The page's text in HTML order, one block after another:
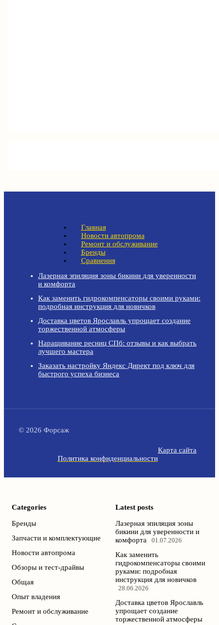
Главная
Новости автопрома
Ремонт и обслуживание
Бренды
Сравнения
Лазерная эпиляция зоны бикини для уверенности
и комфорта
Как заменить гидрокомпенсаторы своими руками:
подробная инструкция для новичков
Доставка цветов Ярославль упрощает создание
торжественной атмосферы
Наращивание ресниц СПб: отзывы и как выбрать
лучшего мастера
Заказать настройку Яндекс Директ под ключ для
быстрого успеха бизнеса
© 2026 Форсаж
Карта сайта
Политика конфиденциальности
Categories
Бренды
Запчасти и комплектующие
Новости автопрома
Обзоры и тест-драйвы
Общая
Опыт владения
Ремонт и обслуживание
Latest posts
Лазерная эпиляция зоны
бикини для уверенности и
комфорта
01.07.2026
Как заменить
гидрокомпенсаторы своими
руками: подробная
инструкция для новичков
28.06.2026
Доставка цветов Ярославль
упрощает создание
торжественной атмосферы